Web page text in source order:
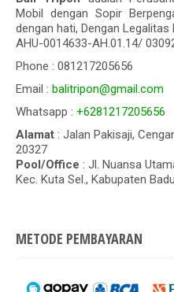
Mobil dengan Sopir
dengan hati, Dengan Legalitas
AHU-0014633-AH.01.14/
Phone : 081217205656
Email : balitripon@gmail.com
Whatsapp : +6281217205656
Alamat : Jalan Pakisaji,
20327
Pool/Office : Jl. Nuansa
Kec. Kuta Sel., Kabupaten
METODE PEMBAYARAN